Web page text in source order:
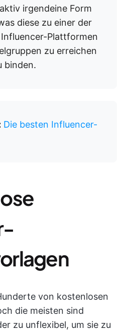
irgendeine Form
diese zu einer der
Plattformen
zu erreichen
binden.
Die besten Influencer-
von kostenlosen
die meisten sind
zu unflexibel, um sie zu